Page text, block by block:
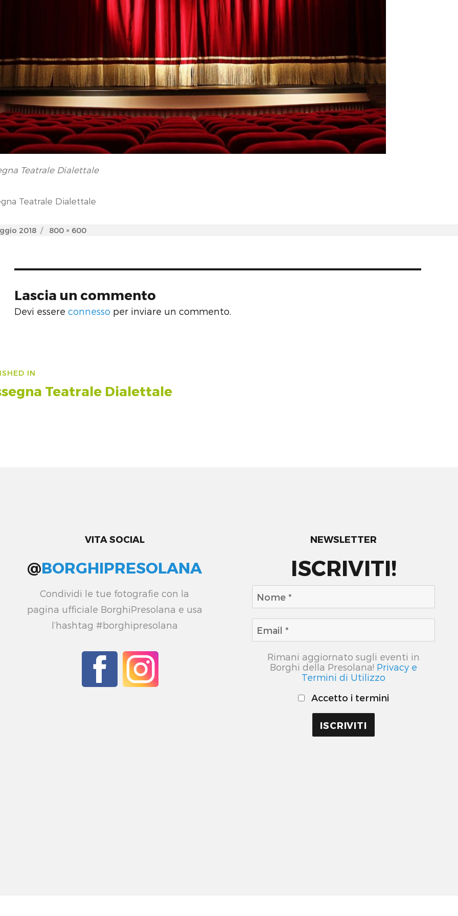
Teatrale Dialettale
Teatrale Dialettale
2018
Full
800 × 600
Lascia un commento
Devi essere connesso per inviare un commento.
IN
Teatrale Dialettale
VITA SOCIAL
@BORGHIPRESOLANA
Condividi le tue fotografie con la
pagina ufficiale BorghiPresolana e usa
l’hashtag #borghipresolana
NEWSLETTER
ISCRIVITI!
Rimani aggiornato sugli eventi in
Borghi della Presolana! Privacy e
Termini di Utilizzo
Accetto i termini